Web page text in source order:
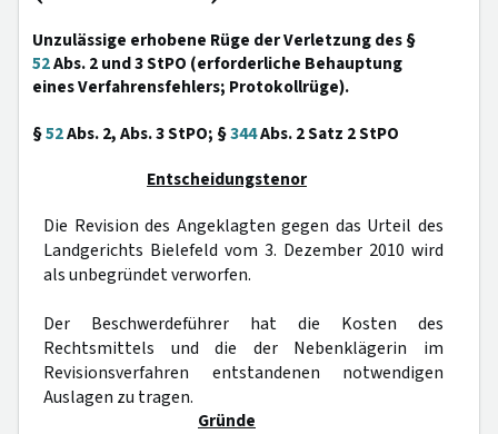
Unzulässige erhobene Rüge der Verletzung des §
52Abs. 2 und 3 StPO (erforderliche Behauptung
eines Verfahrensfehlers; Protokollrüge).
§52Abs. 2, Abs. 3 StPO; §344Abs. 2 Satz 2 StPO
Entscheidungstenor
Die Revision des Angeklagten gegen das Urteil des
Landgerichts Bielefeld vom 3. Dezember 2010 wird
als unbegründet verworfen.
Der Beschwerdeführer hat die Kosten des
Rechtsmittels und die der Nebenklägerin im
Revisionsverfahren entstandenen notwendigen
Auslagen zu tragen.
Gründe